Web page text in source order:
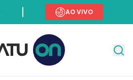
AO VIVO